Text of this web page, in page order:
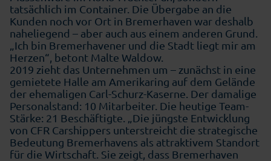
tatsächlich im Container. Die Übergabe an die
Kunden noch vor Ort in Bremerhaven war deshalb
naheliegend – aber auch aus einem anderen Grund.
„Ich bin Bremerhavener und die Stadt liegt mir am
Herzen“, betont Malte Waldow.
2019 zieht das Unternehmen um – zunächst in eine
gemietete Halle am Amerikaring auf dem Gelände
der ehemaligen Carl-Schurz-Kaserne. Der damalige
Personalstand: 10 Mitarbeiter. Die heutige Team-
Stärke: 21 Beschäftigte. „Die jüngste Entwicklung
von CFR Carshippers unterstreicht die strategische
Bedeutung Bremerhavens als attraktivem Standort
für die Wirtschaft. Sie zeigt, dass Bremerhaven